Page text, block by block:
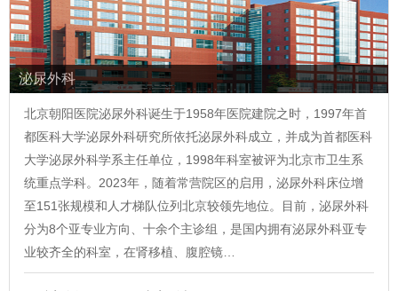
泌尿外科
北京朝阳医院泌尿外科诞生于1958年医院建院之时，1997年首
都医科大学泌尿外科研究所依托泌尿外科成立，并成为首都医科
大学泌尿外科学系主任单位，1998年科室被评为北京市卫生系
统重点学科。2023年，随着常营院区的启用，泌尿外科床位增
至151张规模和人才梯队位列北京较领先地位。目前，泌尿外科
分为8个亚专业方向、十余个主诊组，是国内拥有泌尿外科亚专
业较齐全的科室，在肾移植、腹腔镜…